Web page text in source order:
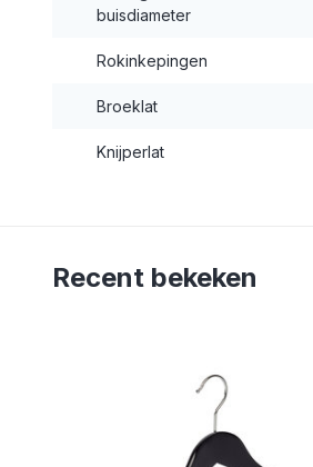
buisdiameter
Rokinkepingen
Broeklat
Knijperlat
Recent bekeken